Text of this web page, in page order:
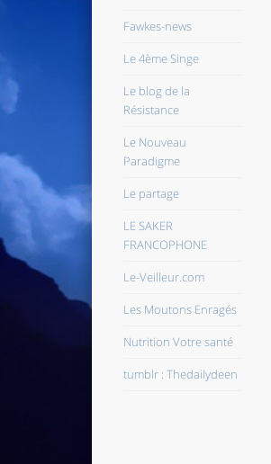
Fawkes-news
Le 4ème Singe
Le blog de la
Résistance
Le Nouveau
Paradigme
Le partage
LE SAKER
FRANCOPHONE
Le-Veilleur.com
Les Moutons Enragés
Nutrition Votre santé
tumblr : Thedailydeen